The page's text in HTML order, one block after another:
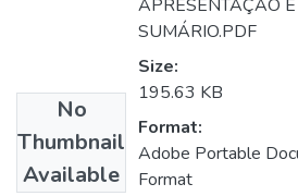
No
Thumbnail
Available
APRESENTAÇÃO E
SUMÁRIO.PDF
Size:
195.63 KB
Format:
Adobe Portable
Format